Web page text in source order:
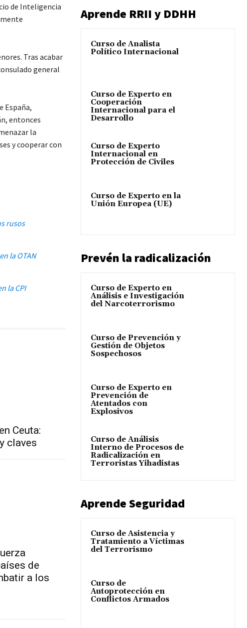
de Inteligencia
Tras acabar
general
España,
entonces
la
y cooperar con
rusos
la OTAN
la CPI
Ceuta:
claves
de
a los
Aprende RRII y DDHH
Curso de Analista
Político Internacional
Curso de Experto en
Cooperación
Internacional para el
Desarrollo
Curso de Experto
Internacional en
Protección de Civiles
Curso de Experto en la
Unión Europea (UE)
Prevén la radicalización
Curso de Experto en
Análisis e Investigación
del Narcoterrorismo
Curso de Prevención y
Gestión de Objetos
Sospechosos
Curso de Experto en
Prevención de
Atentados con
Explosivos
Curso de Análisis
Interno de Procesos de
Radicalización en
Terroristas Yihadistas
Aprende Seguridad
Curso de Asistencia y
Tratamiento a Víctimas
del Terrorismo
Curso de
Autoprotección en
Conflictos Armados